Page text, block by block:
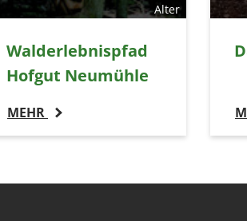
Alter
Walderlebnispfad
Hofgut Neumühle
MEHR
MEDIEN
Videoplattformen und Social Media
anzeigen zu können, werden von
Medien Cookies gesetzt.